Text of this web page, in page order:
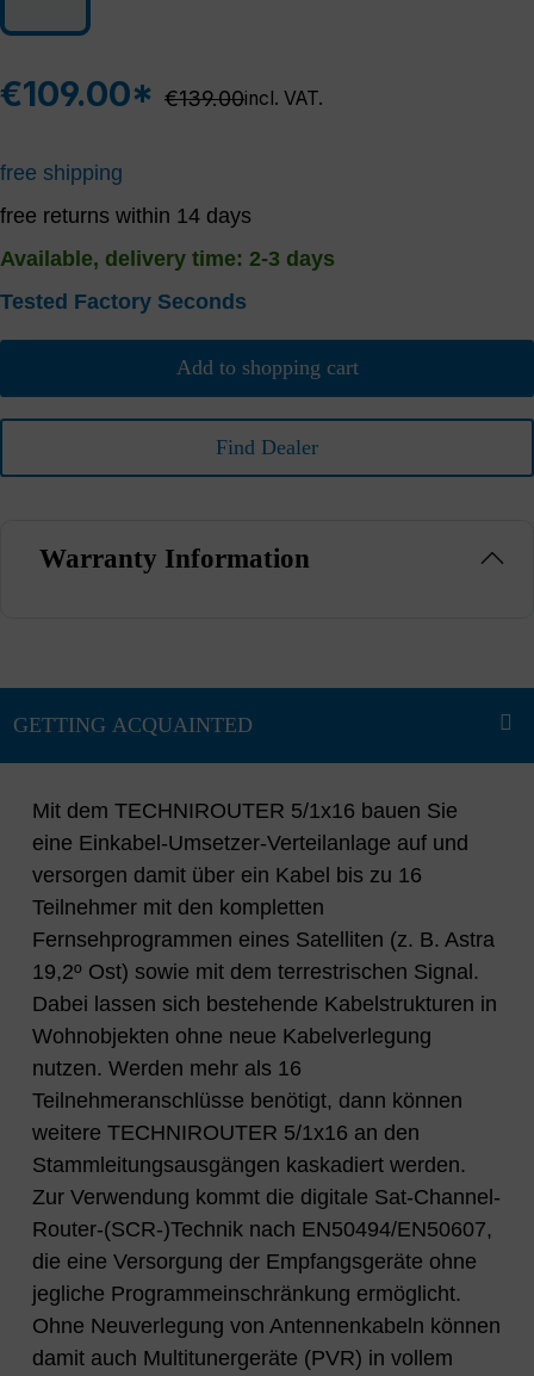
€109.00* Regular price:
€139.00incl. VAT.
free shipping
free returns within 14 days
Available, delivery time: 2-3 days
Tested Factory Seconds
Add to shopping cart
Find Dealer
Warranty Information
Mit dem TECHNIROUTER 5/1x16 bauen Sie
eine Einkabel-Umsetzer-Verteilanlage auf und
versorgen damit über ein Kabel bis zu 16
Teilnehmer mit den kompletten
Fernsehprogrammen eines Satelliten (z. B. Astra
19,2º Ost) sowie mit dem terrestrischen Signal.
Dabei lassen sich bestehende Kabelstrukturen in
Wohnobjekten ohne neue Kabelverlegung
nutzen. Werden mehr als 16
Teilnehmeranschlüsse benötigt, dann können
weitere TECHNIROUTER 5/1x16 an den
Stammleitungsausgängen kaskadiert werden.
Zur Verwendung kommt die digitale Sat-Channel-
Router-(SCR-)Technik nach EN50494/EN50607,
die eine Versorgung der Empfangsgeräte ohne
jegliche Programmeinschränkung ermöglicht.
Ohne Neuverlegung von Antennenkabeln können
damit auch Multitunergeräte (PVR) in vollem